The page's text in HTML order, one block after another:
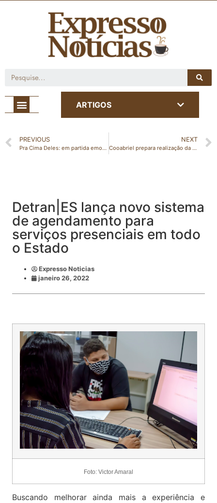
ARTIGOS
PREVIOUS
Pra Cima Deles: em partida emocionante, CT VIVA vence o Aliança FC e se classifica para as quartas de finais da Copa Minas 10 Cup
NEXT
Cooabriel prepara realização da Feira de Agronegócios – edição 2022
Detran|ES lança novo sistema
de agendamento para
serviços presenciais em todo
o Estado
Expresso Noticias
janeiro 26, 2022
Foto: Victor Amaral
Buscando melhorar ainda mais a experiência e